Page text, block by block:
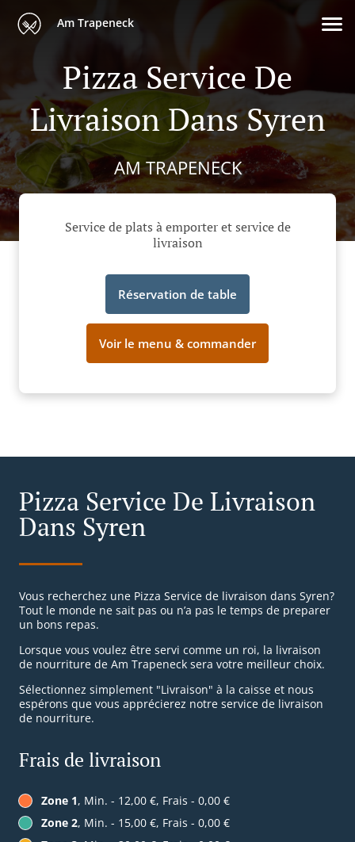
Am Trapeneck
Pizza Service De
Livraison Dans Syren
AM TRAPENECK
Service de plats à emporter et service de
livraison
Réservation de table
Voir le menu & commander
Pizza Service De Livraison
Dans Syren
Vous recherchez une Pizza Service de livraison dans Syren?
Tout le monde ne sait pas ou n’a pas le temps de preparer
un bons repas.
Lorsque vous voulez être servi comme un roi, la livraison
de nourriture de Am Trapeneck sera votre meilleur choix.
Sélectionnez simplement "Livraison" à la caisse et nous
espérons que vous apprécierez notre service de livraison
de nourriture.
Frais de livraison
Zone 1, Min. - 12,00 €, Frais - 0,00 €
Zone 2, Min. - 15,00 €, Frais - 0,00 €